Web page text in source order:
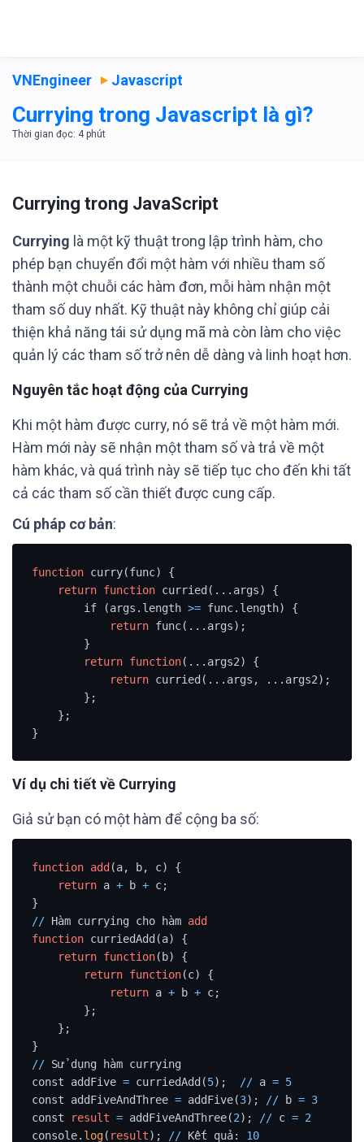
VNEngineer Javascript
Currying trong Javascript là gì?
Currying trong JavaScript
Currying là một kỹ thuật trong lập trình hàm, cho
phép bạn chuyển đổi một hàm với nhiều tham số
thành một chuỗi các hàm đơn, mỗi hàm nhận một
tham số duy nhất. Kỹ thuật này không chỉ giúp cải
thiện khả năng tái sử dụng mã mà còn làm cho việc
quản lý các tham số trở nên dễ dàng và linh hoạt hơn.
Nguyên tắc hoạt động của Currying
Khi một hàm được curry, nó sẽ trả về một hàm mới.
Hàm mới này sẽ nhận một tham số và trả về một
hàm khác, và quá trình này sẽ tiếp tục cho đến khi tất
cả các tham số cần thiết được cung cấp.
Cú pháp cơ bản:
function curry(func) {
return function curried(...args) {
        if (args.length
>= func.length) {
return func(...args);
return function(...args2) {
return curried(...args, ...args2);
}
Ví dụ chi tiết về Currying
Giả sử bạn có một hàm để cộng ba số:
function add(a, b, c) {
return a + b + c;
// Hàm currying cho hàm add
function curriedAdd(a) {
return function(b) {
return function(c) {
return a + b + c;
// Sử dụng hàm currying
const addFive = curriedAdd(5); // a = 5
const addFiveAndThree = addFive(3); // b = 3
const
result = addFiveAndThree(2); // c = 2
console. log( result); // Kết quả: 10